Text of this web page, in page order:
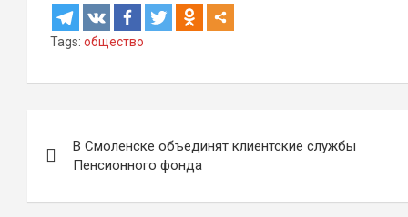
Tags: общество
по
записям
В Смоленске объединят клиентские службы
Пенсионного фонда